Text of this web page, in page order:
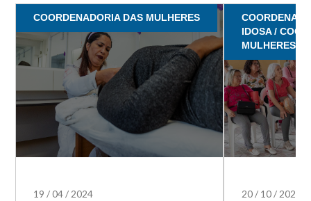
COORDENADORIA DAS MULHERES
19/04/ 2024
IDOSA /
MULHERES
20/ 10/ 2023